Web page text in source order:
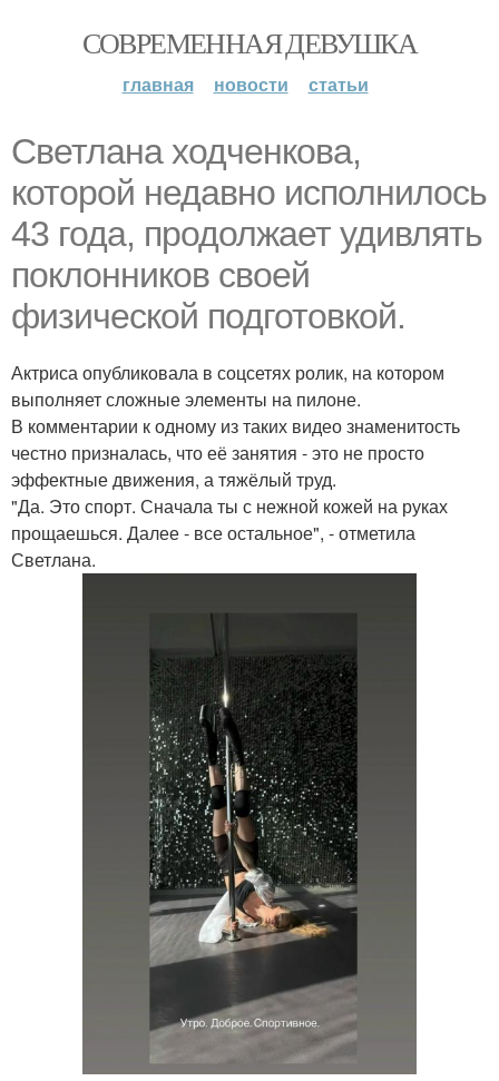
СОВРЕМЕННАЯ ДЕВУШКА
главная новости статьи
Светлана ходченкова,
которой недавно исполнилось
43 года, продолжает удивлять
поклонников своей
физической подготовкой.
Актриса опубликовала в соцсетях ролик, на котором
выполняет сложные элементы на пилоне.
В комментарии к одному из таких видео знаменитость
честно призналась, что её занятия - это не просто
эффектные движения, а тяжёлый труд.
"Да. Это спорт. Сначала ты с нежной кожей на руках
прощаешься. Далее - все остальное", - отметила
Светлана.